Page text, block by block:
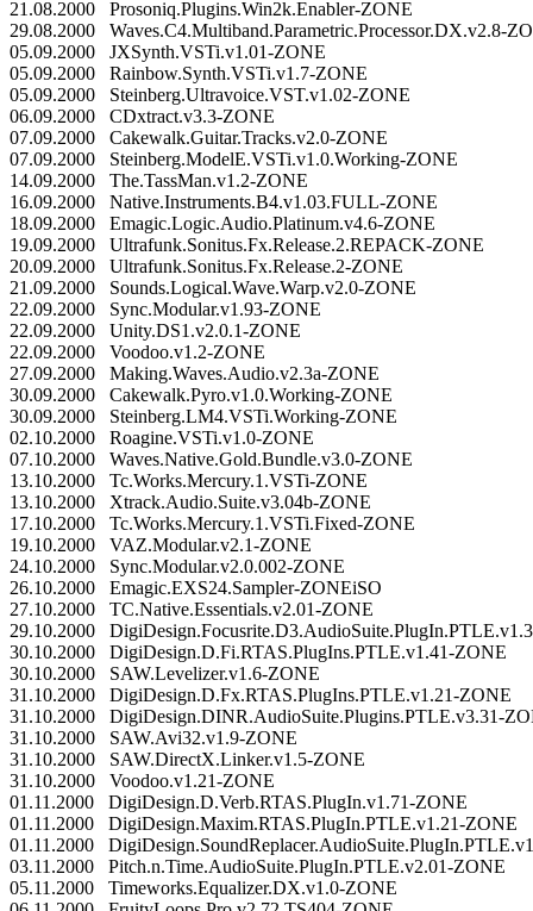
21.08.2000 Prosoniq.Plugins.Win2k.Enabler-ZONE
29.08.2000 Waves.C4.Multiband.Parametric.Processor.DX.v2.8-
05.09.2000 JXSynth.VSTi.v1.01-ZONE
05.09.2000 Rainbow.Synth.VSTi.v1.7-ZONE
05.09.2000 Steinberg.Ultravoice.VST.v1.02-ZONE
06.09.2000 CDxtract.v3.3-ZONE
07.09.2000 Cakewalk.Guitar.Tracks.v2.0-ZONE
07.09.2000 Steinberg.ModelE.VSTi.v1.0.Working-ZONE
14.09.2000 The.TassMan.v1.2-ZONE
16.09.2000 Native.Instruments.B4.v1.03.FULL-ZONE
18.09.2000 Emagic.Logic.Audio.Platinum.v4.6-ZONE
19.09.2000 Ultrafunk.Sonitus.Fx.Release.2.REPACK-ZONE
20.09.2000 Ultrafunk.Sonitus.Fx.Release.2-ZONE
21.09.2000 Sounds.Logical.Wave.Warp.v2.0-ZONE
22.09.2000 Sync.Modular.v1.93-ZONE
22.09.2000 Unity.DS1.v2.0.1-ZONE
22.09.2000 Voodoo.v1.2-ZONE
27.09.2000 Making.Waves.Audio.v2.3a-ZONE
30.09.2000 Cakewalk.Pyro.v1.0.Working-ZONE
30.09.2000 Steinberg.LM4.VSTi.Working-ZONE
02.10.2000 Roagine.VSTi.v1.0-ZONE
07.10.2000 Waves.Native.Gold.Bundle.v3.0-ZONE
13.10.2000 Tc.Works.Mercury.1.VSTi-ZONE
13.10.2000 Xtrack.Audio.Suite.v3.04b-ZONE
17.10.2000 Tc.Works.Mercury.1.VSTi.Fixed-ZONE
19.10.2000 VAZ.Modular.v2.1-ZONE
24.10.2000 Sync.Modular.v2.0.002-ZONE
26.10.2000 Emagic.EXS24.Sampler-ZONEiSO
27.10.2000 TC.Native.Essentials.v2.01-ZONE
29.10.2000
30.10.2000 DigiDesign.D.Fi.RTAS.PlugIns.PTLE.v1.41-ZONE
30.10.2000 SAW.Levelizer.v1.6-ZONE
31.10.2000 DigiDesign.D.Fx.RTAS.PlugIns.PTLE.v1.21-ZONE
31.10.2000 DigiDesign.DINR.AudioSuite.Plugins.PTLE.v3.31-
31.10.2000 SAW.Avi32.v1.9-ZONE
31.10.2000 SAW.DirectX.Linker.v1.5-ZONE
31.10.2000 Voodoo.v1.21-ZONE
01.11.2000 DigiDesign.D.Verb.RTAS.PlugIn.v1.71-ZONE
01.11.2000 DigiDesign.Maxim.RTAS.PlugIn.PTLE.v1.21-ZONE
01.11.2000
03.11.2000 Pitch.n.Time.AudioSuite.PlugIn.PTLE.v2.01-ZONE
05.11.2000 Timeworks.Equalizer.DX.v1.0-ZONE